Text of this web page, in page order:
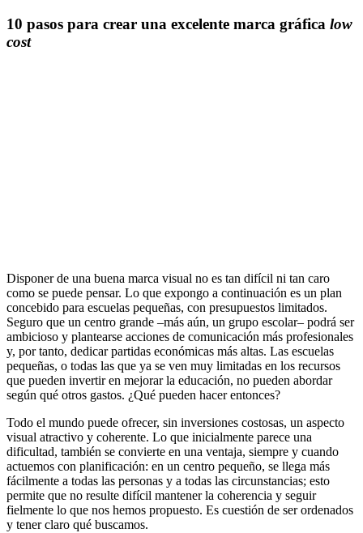
Image
10 pasos para crear una excelente marca gráfica low
cost
Disponer de una buena marca visual no es tan difícil ni tan caro
como se puede pensar. Lo que expongo a continuación es un plan
concebido para escuelas pequeñas, con presupuestos limitados.
Seguro que un centro grande –más aún, un grupo escolar– podrá ser
ambicioso y plantearse acciones de comunicación más profesionales
y, por tanto, dedicar partidas económicas más altas. Las escuelas
pequeñas, o todas las que ya se ven muy limitadas en los recursos
que pueden invertir en mejorar la educación, no pueden abordar
según qué otros gastos. ¿Qué pueden hacer entonces?
Todo el mundo puede ofrecer, sin inversiones costosas, un aspecto
visual atractivo y coherente. Lo que inicialmente parece una
dificultad, también se convierte en una ventaja, siempre y cuando
actuemos con planificación: en un centro pequeño, se llega más
fácilmente a todas las personas y a todas las circunstancias; esto
permite que no resulte difícil mantener la coherencia y seguir
fielmente lo que nos hemos propuesto. Es cuestión de ser ordenados
y tener claro qué buscamos.